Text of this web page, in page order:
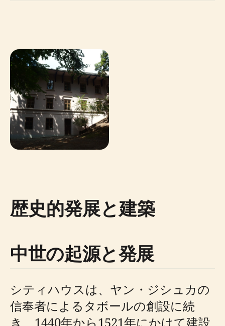
歴史的発展と建築
中世の起源と発展
シティハウスは、ヤン・ジシュカの
信奉者によるタボールの創設に続
き、1440年から1521年にかけて建設